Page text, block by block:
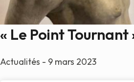
« Le Point Tournant
Actualités - 9 mars 2023